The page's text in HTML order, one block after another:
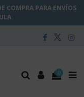
COMPRA PARA ENVÍOS
0